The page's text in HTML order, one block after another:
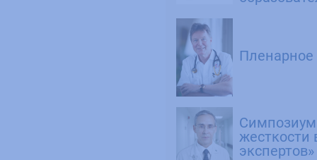
Пленарное
жесткости
экспертов»